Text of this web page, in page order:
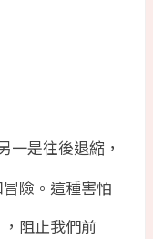
一是往後退縮，
險。這種害怕
阻止我們前